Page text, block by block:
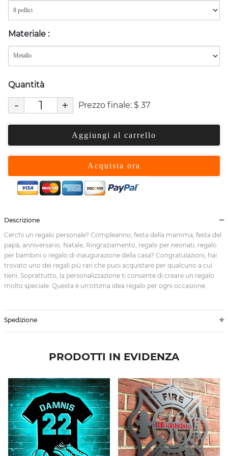
Materiale :
Quantità
- + Prezzo finale: $ 37
Aggiungi al carrello
Acquista ora
Descrizione
Cerchi un regalo personale? Compleanno, festa della mamma, festa del
papà, anniversario, Natale, Ringraziamento, regalo per neonati, regalo
per bambini o regalo di inaugurazione della casa? Congratulazioni, hai
trovato uno dei regali più rari che puoi acquistare per qualcuno a cui
tieni. Soprattutto, la personalizzazione ti consente di creare un regalo
molto speciale. Questa è un'ottima idea regalo per ogni occasione.
Spedizione
PRODOTTI IN EVIDENZA